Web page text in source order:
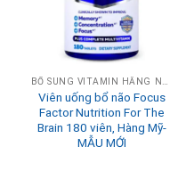
Viên uống bổ não Focus
Factor Nutrition For The
Brain 180 viên, Hàng Mỹ-
MẪU MỚI